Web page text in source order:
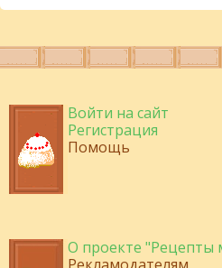
Войти на сайт
Регистрация
Помощь
О проекте "Рецепты